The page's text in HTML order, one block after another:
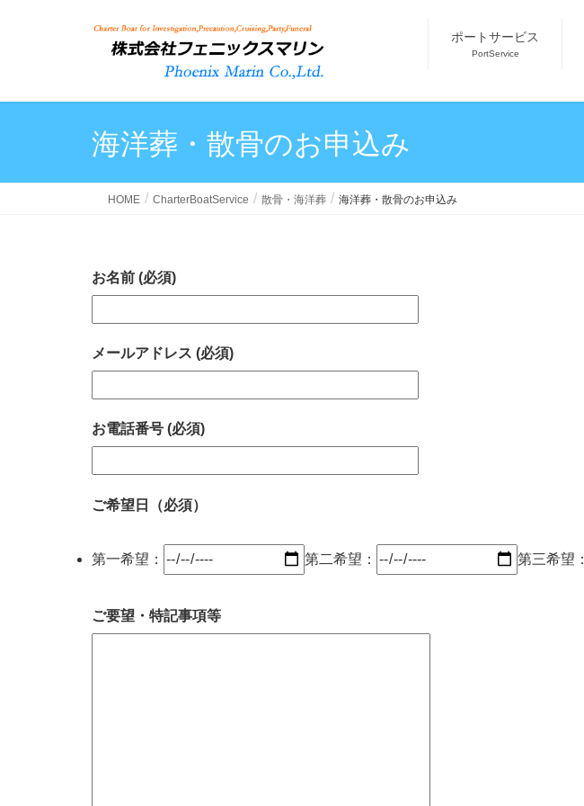
ポートサービス
PortService
海洋葬・散骨のお申込み
HOME CharterBoatService 散骨・海洋葬 海洋葬・散骨のお申込み
お名前 (必須)
メールアドレス (必須)
お電話番号 (必須)
ご希望日（必須）
第一希望： 第二希望： 第三希望：
ご要望・特記事項等